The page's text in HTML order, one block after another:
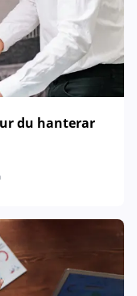
du hanterar